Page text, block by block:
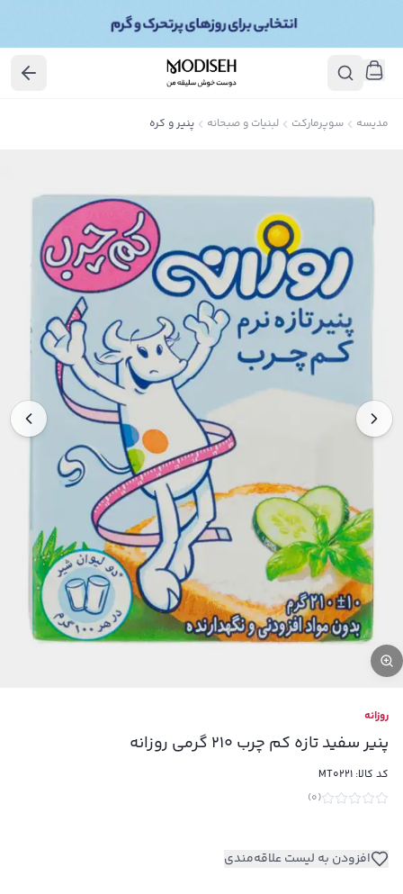
مدیسه سوپرمارکت لبنیات و صبحانه پنیر و کره
روزانه
پنیر سفید تازه کم چرب 210 گرمی روزانه
کد کالا: MT0221
(
0
)
افزودن به لیست علاقه‌مندی